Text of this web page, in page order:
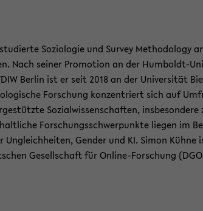
So­zio­lo­gie und Sur­vey Me­tho­do­lo­gy
Nach sei­ner Pro­mo­ti­on an der Humboldt-​
DIW Ber­lin ist er seit 2018 an der Uni­ver­si­tät
For­schung kon­zen­triert sich auf
So­zi­al­wis­sen­schaf­ten,
For­schungs­schwer­punk­te lie­gen im
Un­gleich­hei­ten, Gen­der und KI. Simon
Ge­sell­schaft für Online-​Forschung